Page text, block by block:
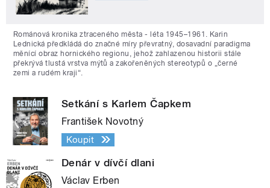
Románová kronika ztraceného města - léta 1945–1961. Karin
Lednická předkládá do značné míry převratný, dosavadní paradigma
měnící obraz hornického regionu, jehož zahlazenou historii stále
překrývá tlustá vrstva mýtů a zakořeněných stereotypů o „černé
zemi a rudém kraji“.
Setkání s Karlem Čapkem
František Novotný
Koupit
Denár v dívčí dlani
Václav Erben